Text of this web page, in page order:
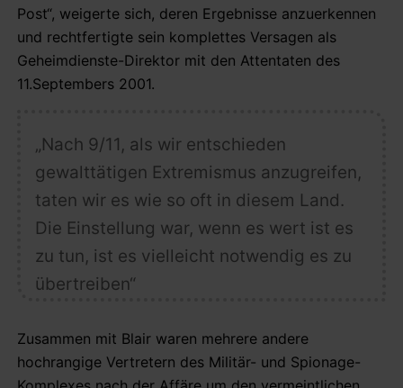
Post“, weigerte sich, deren Ergebnisse anzuerkennen
und rechtfertigte sein komplettes Versagen als
Geheimdienste-Direktor mit den Attentaten des
11.Septembers 2001.
„Nach 9/11, als wir entschieden
gewalttätigen Extremismus anzugreifen,
taten wir es wie so oft in diesem Land.
Die Einstellung war, wenn es wert ist es
zu tun, ist es vielleicht notwendig es zu
übertreiben“
Zusammen mit Blair waren mehrere andere
hochrangige Vertretern des Militär- und Spionage-